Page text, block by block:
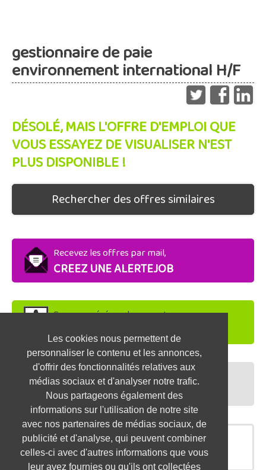
Les cookies nous permettent de
personnaliser le contenu et les annonces,
d'offrir des fonctionnalités relatives aux
médias sociaux et d'analyser notre trafic.
Nous partageons également des
informations sur l'utilisation de notre site
avec nos partenaires de médias sociaux, de
publicité et d'analyse, qui peuvent combiner
celles-ci avec d'autres informations que vous
leur avez fournies ou qu'ils ont collectées
gestionnaire de paie
environnement international H/F
DÉSOLÉ, MAIS L'OFFRE D'EMPLOI QUE
VOUS ESSAYEZ DE VISUALISER N'EST
PLUS DISPONIBLE !
Rechercher des offres similaires
Recevez les offres par mail,
CREEZ UNE ALERTEJOB
Soyez repéré par les recruteurs,
DEPOSEZ VOTRE CV
Préparez vos entretiens,
TESTEZ-VOUS
OFFRES SIMILAIRES